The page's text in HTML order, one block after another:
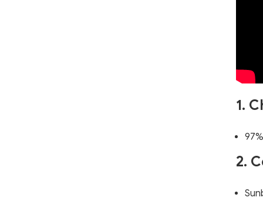
1.
2.